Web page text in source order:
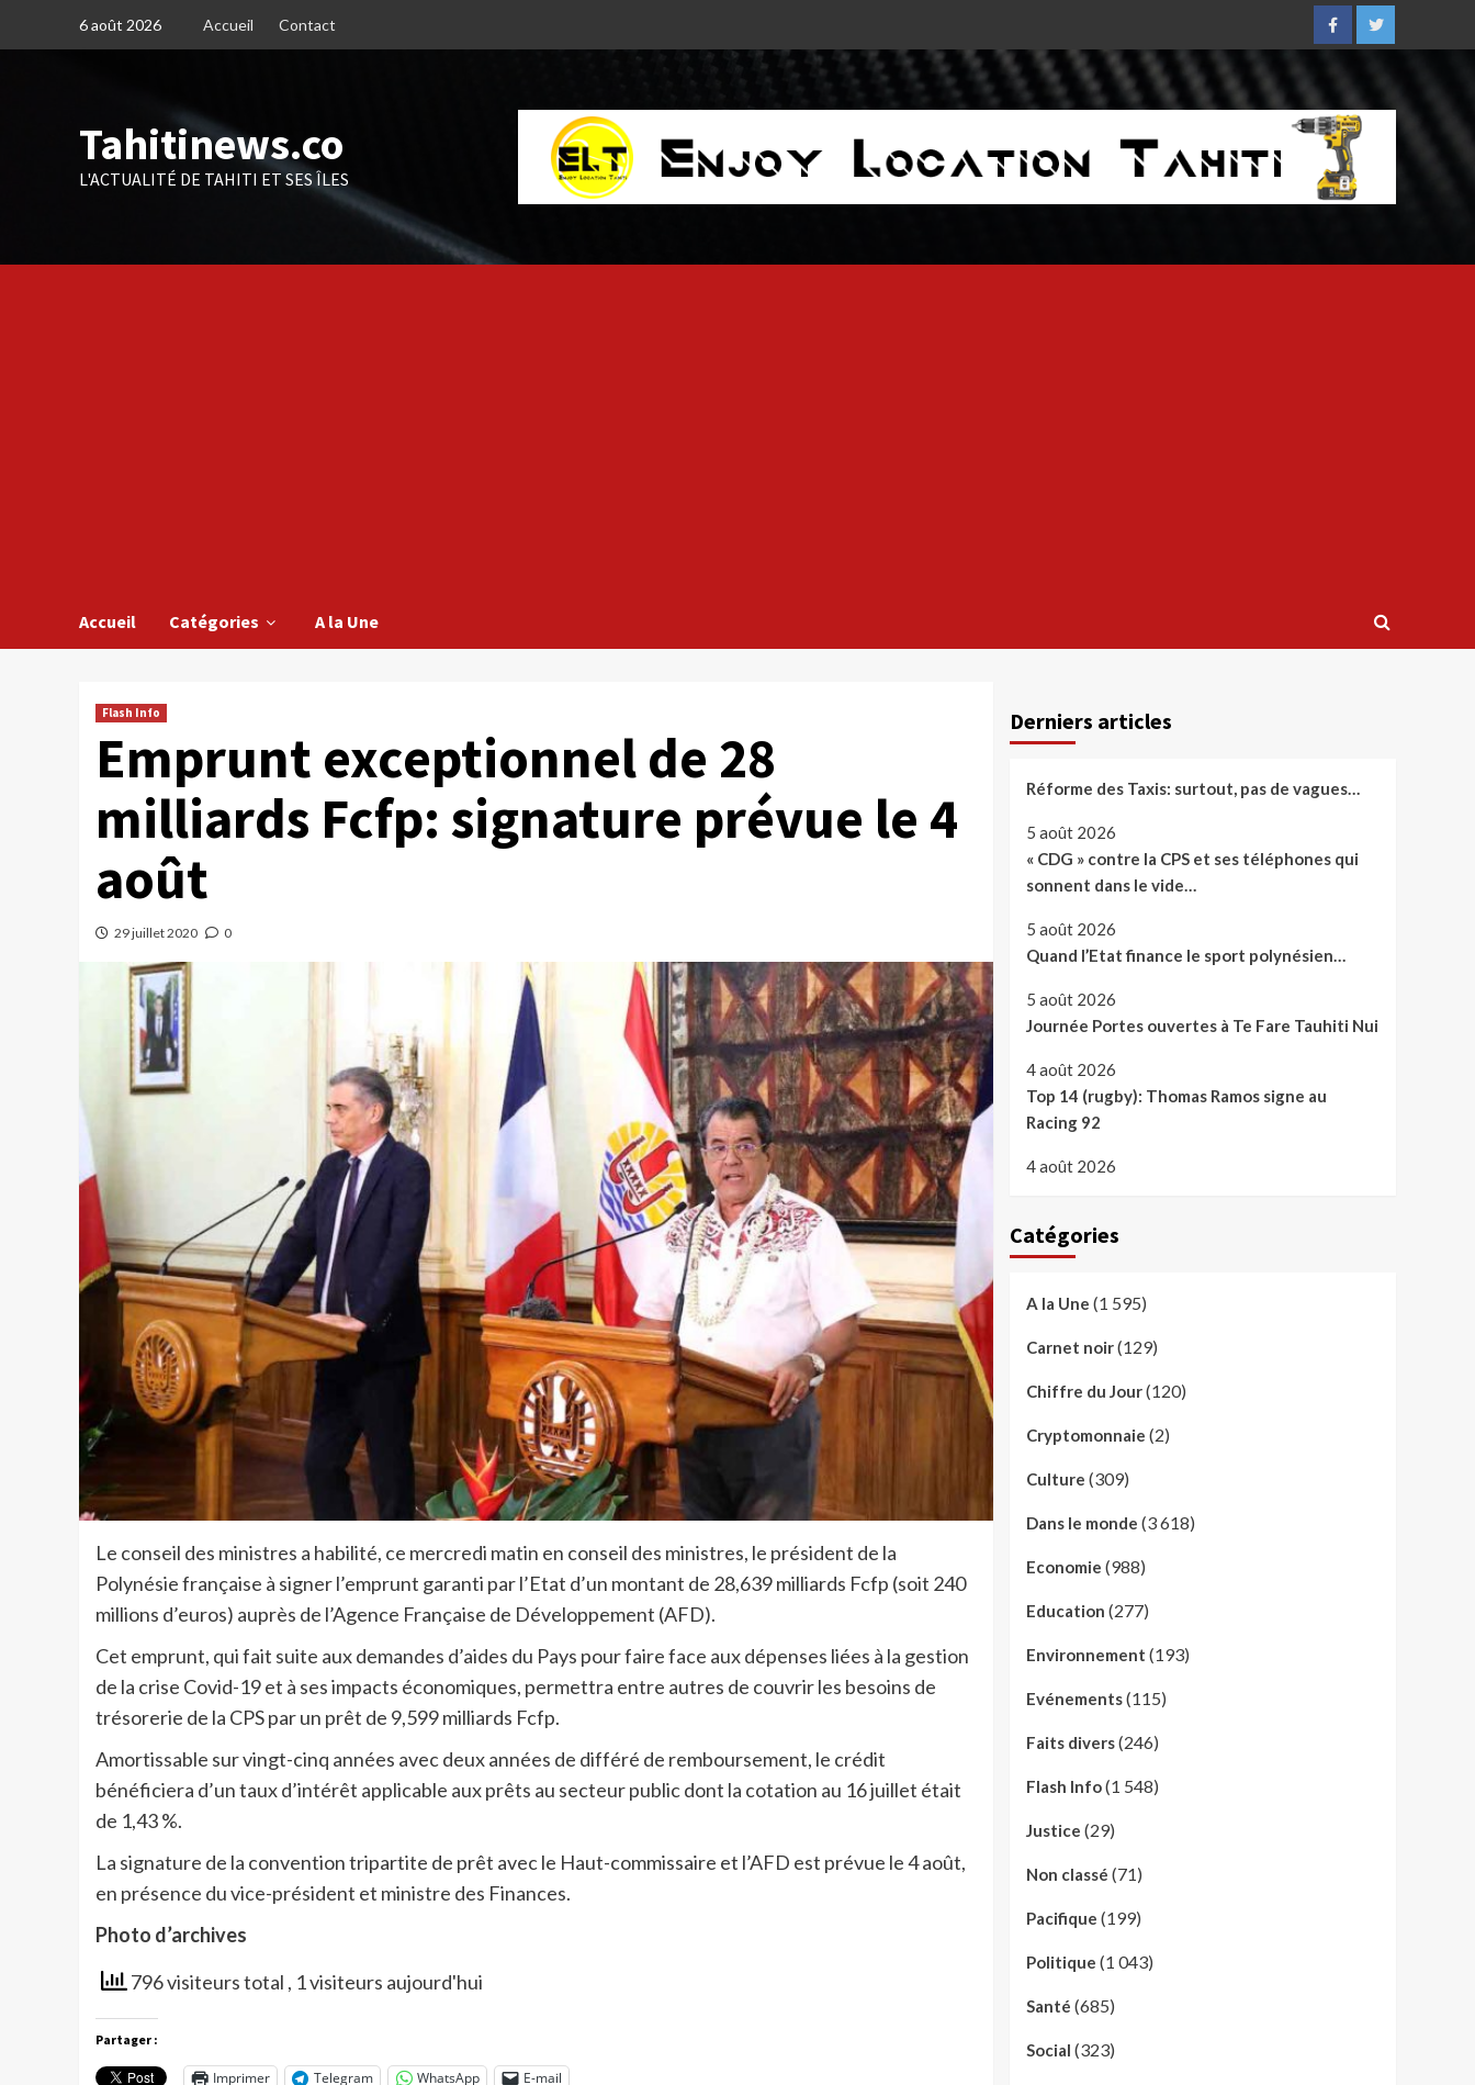
6 août 2026 Accueil Contact
FacebookTwitter
Tahitinews.co
L'ACTUALITÉ DE TAHITI ET SES ÎLES
Accueil Catégories A la Une
Flash Info
Emprunt exceptionnel de 28
milliards Fcfp: signature prévue le 4
août
29 juillet 2020 0
Le conseil des ministres a habilité, ce mercredi matin en conseil des ministres, le président de la
Polynésie française à signer l’emprunt garanti par l’Etat d’un montant de 28,639 milliards Fcfp (soit 240
millions d’euros) auprès de l’Agence Française de Développement (AFD).
Cet emprunt, qui fait suite aux demandes d’aides du Pays pour faire face aux dépenses liées à la gestion
de la crise Covid-19 et à ses impacts économiques, permettra entre autres de couvrir les besoins de
trésorerie de la CPS par un prêt de 9,599 milliards Fcfp.
Amortissable sur vingt-cinq années avec deux années de différé de remboursement, le crédit
bénéficiera d’un taux d’intérêt applicable aux prêts au secteur public dont la cotation au 16 juillet était
de 1,43 %.
La signature de la convention tripartite de prêt avec le Haut-commissaire et l’AFD est prévue le 4 août,
en présence du vice-président et ministre des Finances.
Photo d’archives
796 visiteurs total , 1 visiteurs aujourd'hui
Partager :
Imprimer Telegram WhatsApp E-mail
Derniers articles
Réforme des Taxis: surtout, pas de vagues…
5 août 2026
« CDG » contre la CPS et ses téléphones qui
sonnent dans le vide…
5 août 2026
Quand l’Etat finance le sport polynésien…
5 août 2026
Journée Portes ouvertes à Te Fare Tauhiti Nui
4 août 2026
Top 14 (rugby): Thomas Ramos signe au
Racing 92
4 août 2026
Catégories
A la Une (1 595)
Carnet noir(129)
Chiffre du Jour(120)
Cryptomonnaie (2)
Culture (309)
Dans le monde (3 618)
Economie (988)
Education (277)
Environnement (193)
Evénements(115)
Faits divers(246)
Flash Info(1 548)
Justice (29)
Non classé (71)
Pacifique (199)
Politique (1 043)
Santé (685)
Social (323)